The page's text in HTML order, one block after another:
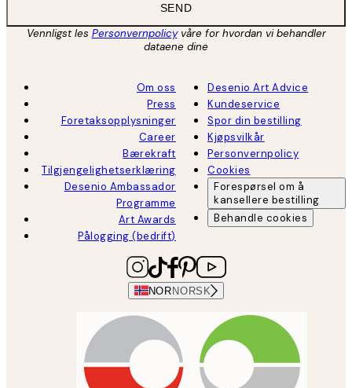
SEND
Vennligst les Personvernpolicyvåre for hvordan vi behandler
dataene dine
Om oss
Press
Foretaksopplysninger
Career
Bærekraft
Tilgjengelighetserklæring
Desenio Ambassador
Programme
Art Awards
Pålogging (bedrift)
Desenio Art Advice
Kundeservice
Spor din bestilling
Kjøpsvilkår
Personvernpolicy
Cookies
Forespørsel om å
kansellere bestilling
Behandle cookies
NORNORSK